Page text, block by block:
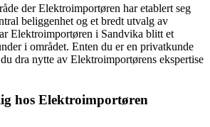
der Elektroimportøren har etablert seg
beliggenhet og et bredt utvalg av
Elektroimportøren i Sandvika blitt et
i området. Enten du er en privatkunde
dra nytte av Elektroimportørens ekspertise
hos Elektroimportøren